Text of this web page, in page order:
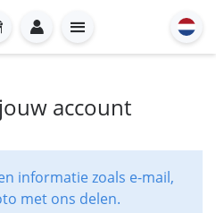
account
informatie zoals e-mail,
met ons delen.